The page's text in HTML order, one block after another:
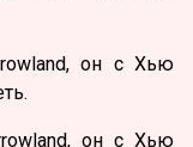
он с Хью
он с Хью